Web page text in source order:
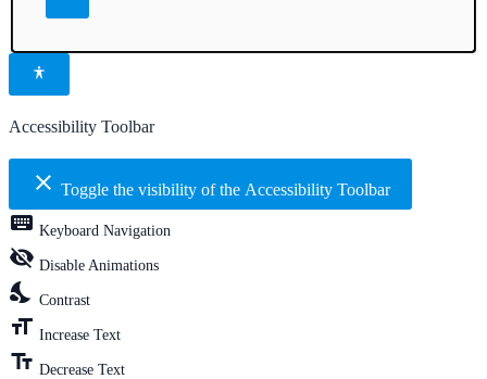
Accessibility Toolbar
close Toggle the visibility of the Accessibility Toolbar
keyboard Keyboard Navigation
visibility_off Disable Animations
nights_stay Contrast
format_size Increase Text
text_fields Decrease Text